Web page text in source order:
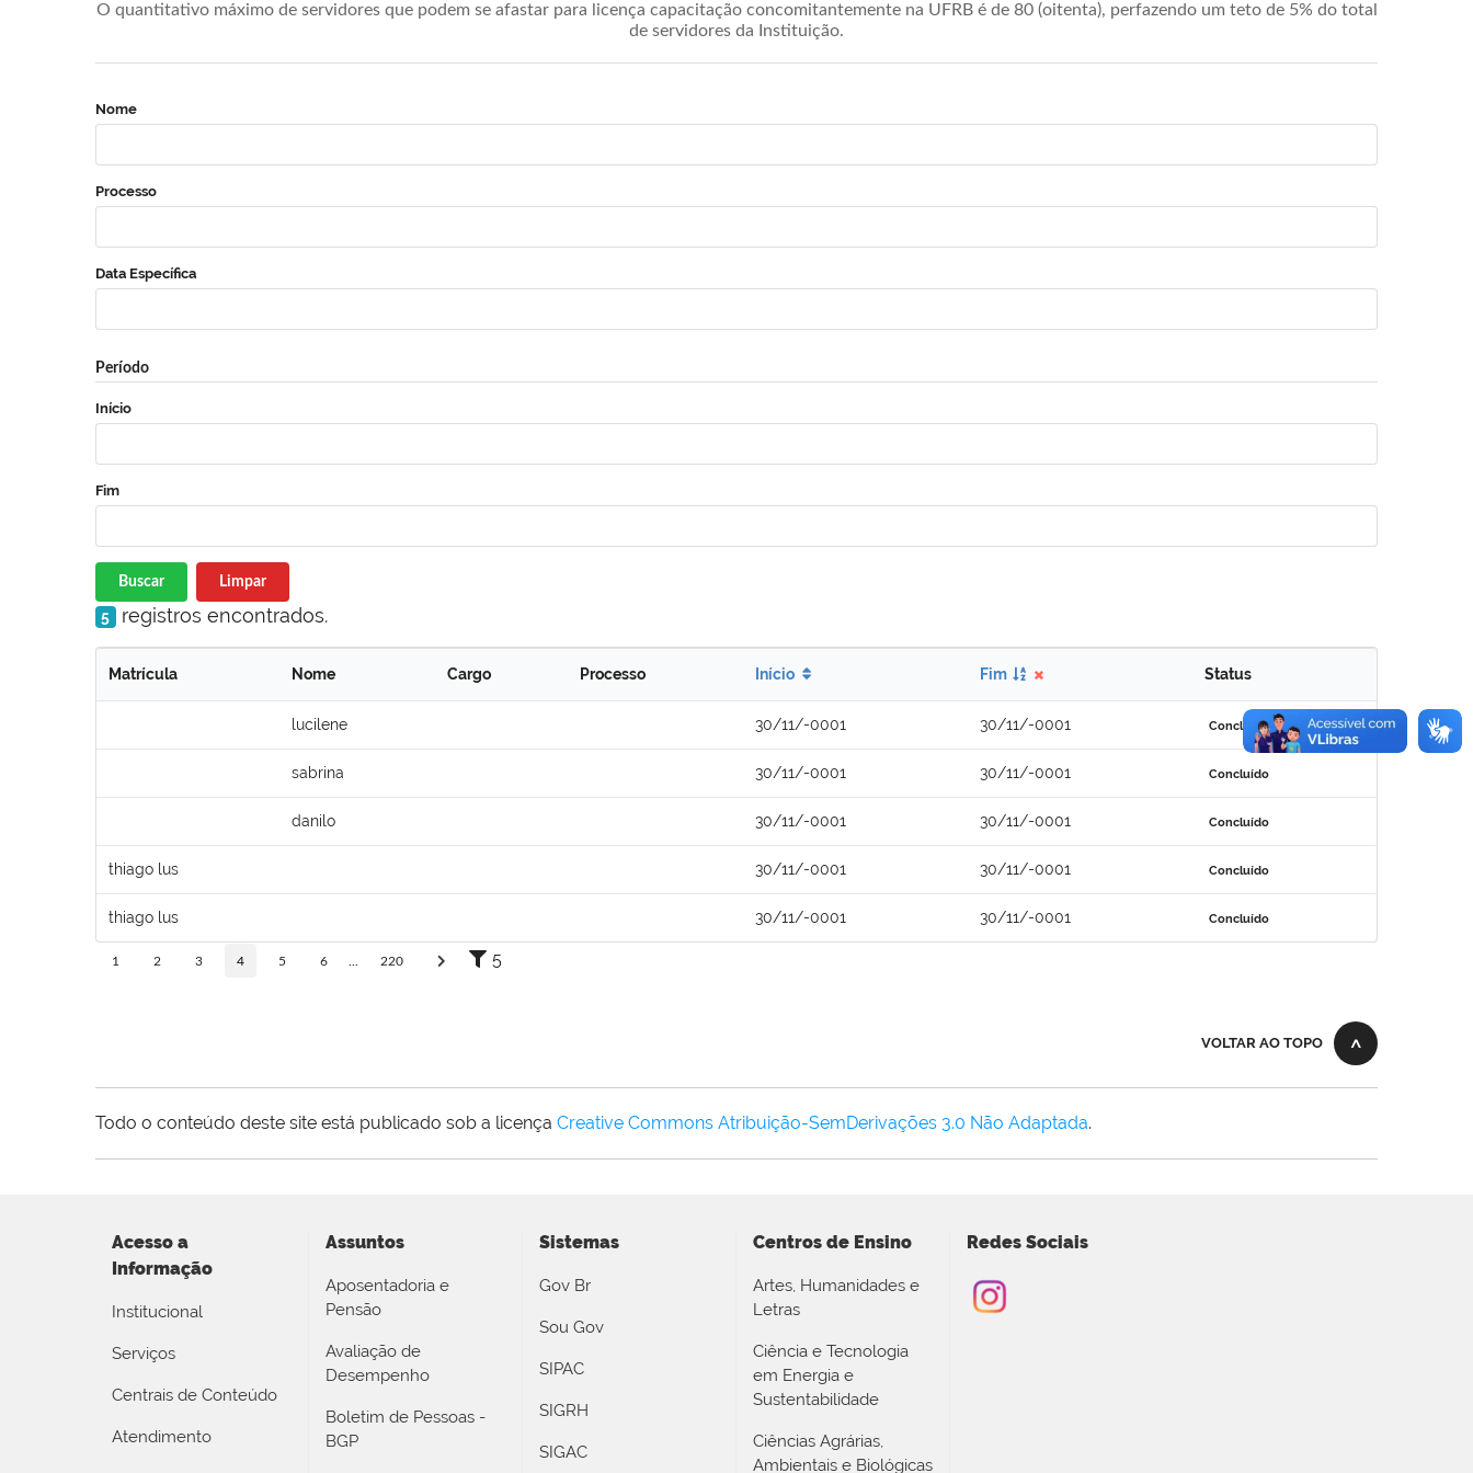
O quantitativo máximo de servidores que podem se afastar para licença capacitação concomitantemente na UFRB é de 80 (oitenta), perfazendo um teto de 5% do total
de servidores da Instituição.
Nome
Processo
Data Específica
Período
Início
Fim
Buscar Limpar
5 registros encontrados.
Matrícula Nome Cargo Processo Início Fim Status
lucilene 30/11/-0001 30/11/-0001 Concluído
sabrina 30/11/-0001 30/11/-0001 Concluído
danilo 30/11/-0001 30/11/-0001 Concluído
thiago lus 30/11/-0001 30/11/-0001 Concluído
thiago lus 30/11/-0001 30/11/-0001 Concluído
1 2 3 4 5 6 220 5
VOLTAR AO TOPO
Todo o conteúdo deste site está publicado sob a licença Creative Commons Atribuição-SemDerivações 3.0 Não Adaptada.
Acesso a
Informação
Institucional
Serviços
Centrais de Conteúdo
Atendimento
Assuntos
Aposentadoria e
Pensão
Avaliação de
Desempenho
Boletim de Pessoas -
BGP
Sistemas
Gov Br
Sou Gov
SIPAC
SIGRH
SIGAC
Centros de Ensino
Artes, Humanidades e
Letras
Ciência e Tecnologia
em Energia e
Sustentabilidade
Ciências Agrárias,
Ambientais e Biológicas
Redes Sociais